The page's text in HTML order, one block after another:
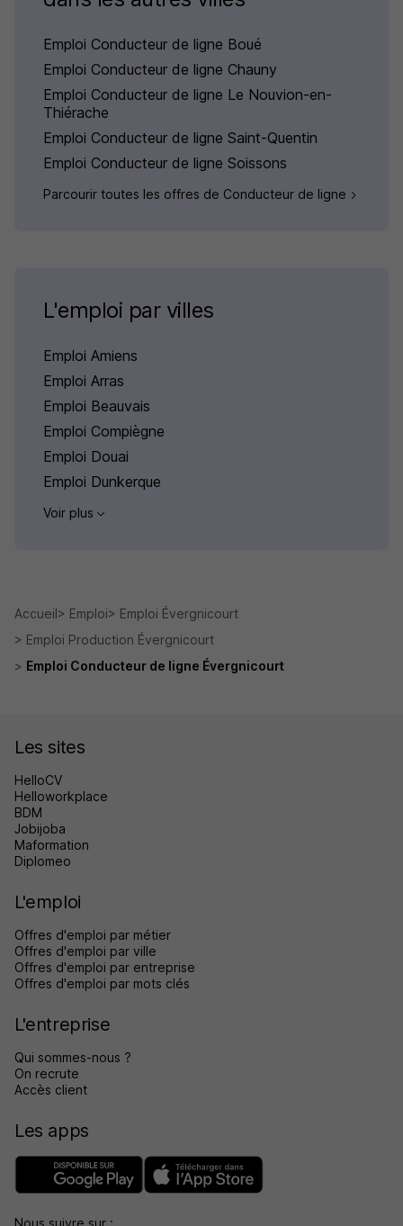
Emploi Conducteur de ligne Boué
Emploi Conducteur de ligne Chauny
Emploi Conducteur de ligne Le Nouvion-en-
Thiérache
Emploi Conducteur de ligne Saint-Quentin
Emploi Conducteur de ligne Soissons
Parcourir toutes les offres de Conducteur de ligne
L'emploi par villes
Emploi Amiens
Emploi Arras
Emploi Beauvais
Emploi Compiègne
Emploi Douai
Emploi Dunkerque
Voir plus
Accueil Emploi
Emploi Évergnicourt
Emploi Production Évergnicourt
Emploi Conducteur de ligne Évergnicourt
Les sites
HelloCV
Helloworkplace
BDM
Jobijoba
Maformation
Diplomeo
L'emploi
Offres d'emploi par métier
Offres d'emploi par ville
Offres d'emploi par entreprise
Offres d'emploi par mots clés
L'entreprise
Qui sommes-nous ?
On recrute
Accès client
Les apps
Nous suivre sur :